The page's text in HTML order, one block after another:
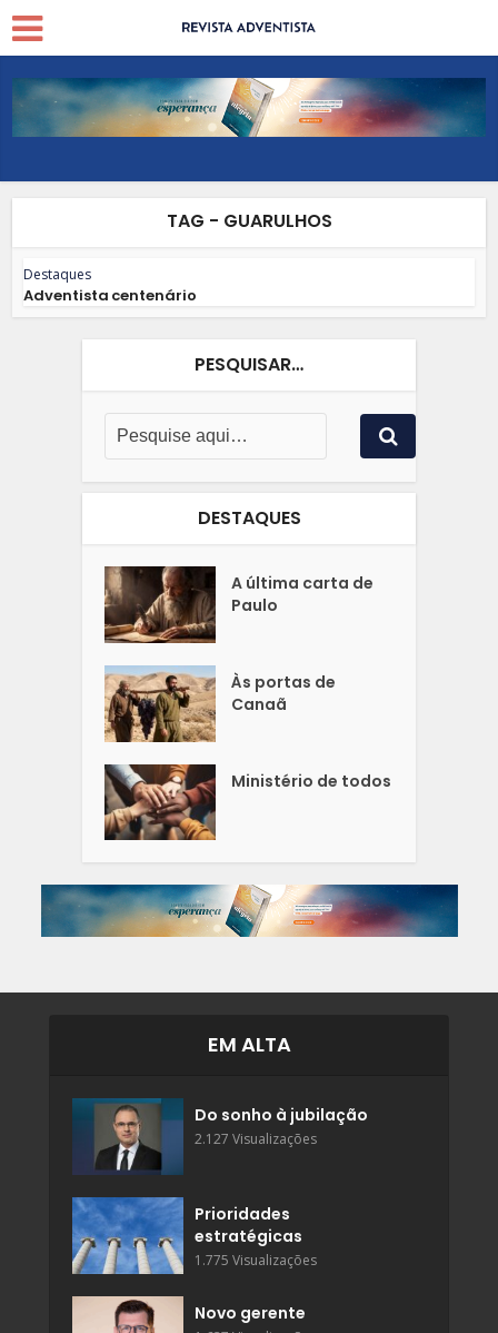
TAG - GUARULHOS
Destaques
Adventista centenário
PESQUISAR…
DESTAQUES
A última carta de
Paulo
Às portas de
Canaã
Ministério de todos
EM ALTA
Do sonho à jubilação
2.127 Visualizações
Prioridades
estratégicas
1.775 Visualizações
Novo gerente